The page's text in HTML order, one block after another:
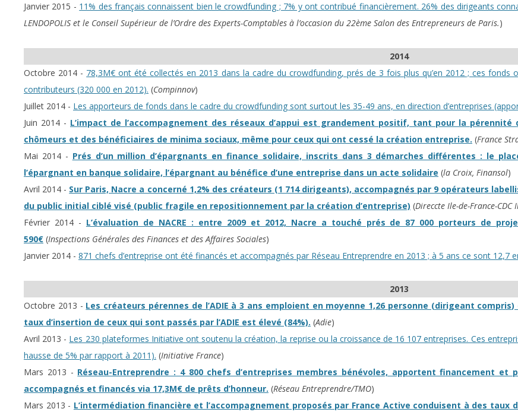
Janvier 2015 - 11% des français connaissent bien le crowdfunding ; 7% y ont contribué financièrement. 26% des dirigeants
LENDOPOLIS et le Conseil Supérieur de l’Ordre des Experts-Comptables à l’occasion du 22ème Salon des Entrepreneurs de Paris.)
2014
Octobre 2014 - 78,3M€ ont été collectés en 2013 dans la cadre du crowdfunding, prés de 3 fois plus qu’en 2012 ; ces
contributeurs (320 000 en 2012). (Compinnov)
Juillet 2014 - Les apporteurs de fonds dans le cadre du crowdfunding sont surtout les 35-49 ans, en direction d’entreprises
Juin 2014 - L’impact de l’accompagnement des réseaux d’appui est grandement positif, tant pour la
chômeurs et des bénéficiaires de minima sociaux, même pour ceux qui ont cessé la création entreprise. (France
Mai 2014 - Prés d’un million d’épargnants en finance solidaire, inscrits dans 3 démarches différentes : le
l’épargnant en banque solidaire, l’épargnant au bénéfice d’une entreprise dans un acte solidaire (la Croix, Finansol)
Avril 2014 - Sur Paris, Nacre a concerné 1,2% des créateurs (1 714 dirigeants), accompagnés par 9 opérateurs
du public initial ciblé visé (public fragile en repositionnement par la création d’entreprise) (Direccte Ile-de-France-CDC
Février 2014 - L’évaluation de NACRE : entre 2009 et 2012, Nacre a touché prés de 87 000 porteurs de
590€ (Inspections Générales des Finances et des Affaires Sociales)
Janvier 2014 - 871 chefs d’entreprise ont été financés et accompagnés par Réseau Entreprendre en 2013 ; à 5 ans ce sont 12,7
2013
Octobre 2013 - Les créateurs pérennes de l’ADIE à 3 ans emploient en moyenne 1,26 personne (dirigeant
taux d’insertion de ceux qui sont passés par l’ADIE est élevé (84%). (Adie)
Avril 2013 - Les 230 plateformes Initiative ont soutenu la création, la reprise ou la croissance de 16 107 entreprises. Ces
hausse de 5% par rapport à 2011). (Initiative France)
Mars 2013 - Réseau-Entreprendre : 4 800 chefs d’entreprises membres bénévoles, apportent financement
accompagnés et financés via 17,3M€ de prêts d’honneur. (Réseau Entreprendre/TMO)
Mars 2013 - L’intermédiation financière et l’accompagnement proposés par France Active conduisent à des taux